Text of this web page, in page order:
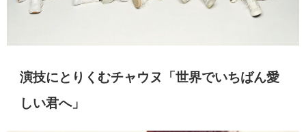
演技にとりくむチャウヌ「世界でいちばん愛
しい君へ」